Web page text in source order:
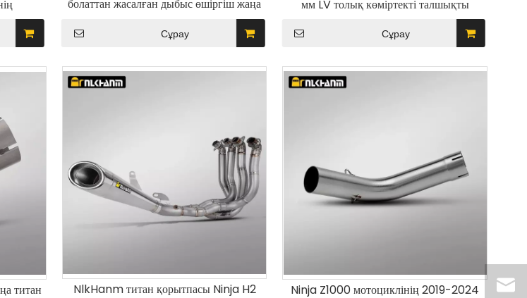
мм LV толық көміртекті талшықты
өшіргіш GSX250 R3 R6 ZX4R ZX6R
CBR650 болатқа арналған жаңа жағдай
Сұрау
болаттан жасалған дыбыс өшіргіш жаңа
күйде арнайы мотоцикл шығару
жүйесінің модификациясы
Сұрау
2019-2024 Ninja Z1000 мотоциклінің
NlkHanm титан қорытпасы Ninja H2
титан